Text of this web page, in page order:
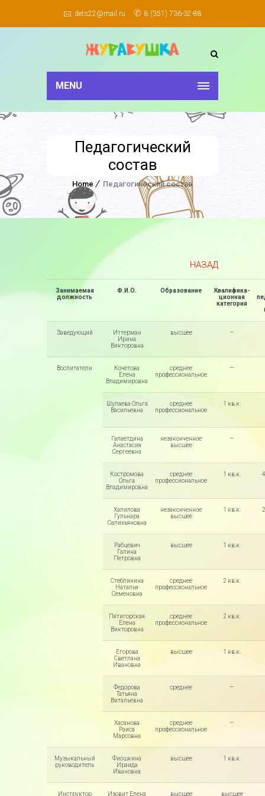
dets22@mail.ru 8 (351) 736-32-88
MENU
Педагогический
состав
Home Педагогический состав
НАЗАД
Занимаемая
должность
Ф.И.О. Образование
Квалифика-
ционная
категория
Заведующий
Иттерман
Ирина
Викторовна
высшее —
Воспитатели
Кочетова
Елена
Владимировна
среднее
профессиональное
—
Шулаева Ольга
Васильевна
среднее
профессиональное
1 кв.к.
Галаетдина
Анастасия
Сергеевна
незаконченное
высшее
—
Костромова
Ольга
Владимировна
среднее
профессиональное
1 кв.к.
Халилова
Гульнара
Салихьяновна
незаконченное
высшее
1 кв.к.
Рабцевич
Галина
Петровна
высшее 1 кв.к.
Стеблинина
Наталья
Семеновна
среднее
профессиональное
2 кв.к.
Пятигорская
Елена
Викторовна
среднее
профессиональное
2 кв.к.
Егорова
Светлана
Ивановна
высшее 1 кв.к.
Федорова
Татьяна
Витальевна
среднее —
Хасанова
Раиса
Марсовна
среднее
профессиональное
—
Музыкальный
руководитель
Фиошкина
Ираида
Ивановна
высшее 1 кв.к.
Инструктор Изовит Елена высшее высшее